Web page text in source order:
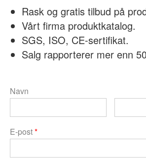
Rask og gratis tilbud på
Vårt firma produktkatalog.
SGS, ISO, CE-sertifikat.
Salg rapporterer mer enn
Navn
E-post*